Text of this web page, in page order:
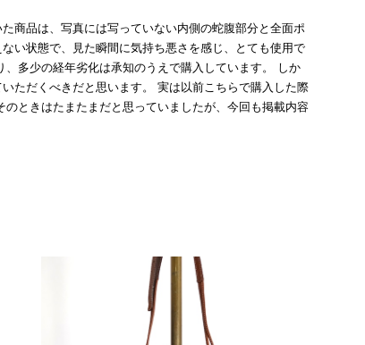
商品は、写真には写っていない内側の蛇腹部分と全面ポ
い状態で、見た瞬間に気持ち悪さを感じ、とても使用で
多少の経年劣化は承知のうえで購入しています。 しか
ただくべきだと思います。 実は以前こちらで購入した際
ときはたまたまだと思っていましたが、今回も掲載内容
返金を含め、責任をもって対応してまいります。
表示しております。これは、外観の印象だけで商品
やダメージは、写真や商品説明に反映しておりま
ただきましたことに感謝申し上げます。今回のご
ていただきます。 掲載内容では分からない状態が